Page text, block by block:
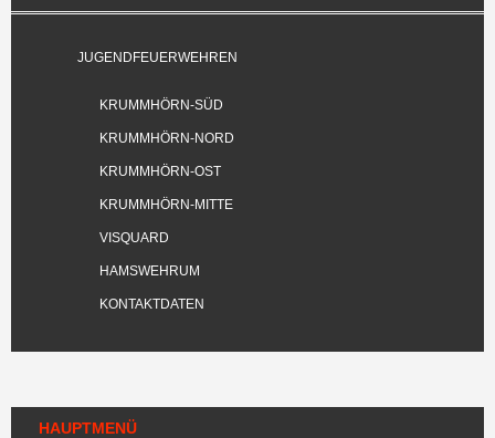
JUGENDFEUERWEHREN
KRUMMHÖRN-SÜD
KRUMMHÖRN-NORD
KRUMMHÖRN-OST
KRUMMHÖRN-MITTE
VISQUARD
HAMSWEHRUM
KONTAKTDATEN
HAUPTMENÜ